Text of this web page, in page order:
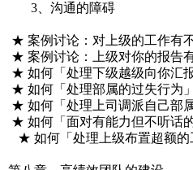
3、沟通的障碍
★ 案例讨论：对上级的工作有
★ 案例讨论：上级对你的报告
★ 如何「处理下级越级向你汇
★ 如何「处理部属的过失行为
★ 如何「处理上司调派自己部
★ 如何「面对有能力但不听话
★ 如何「处理上级布置超额的